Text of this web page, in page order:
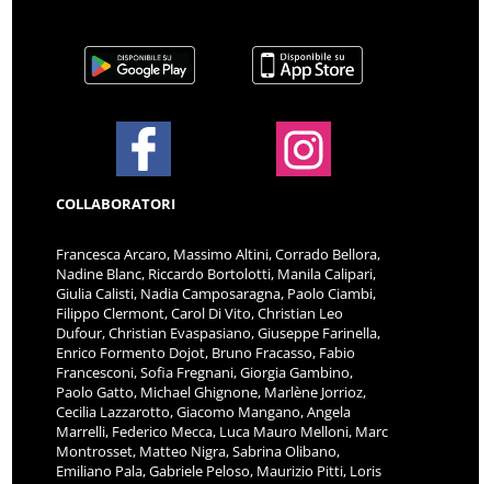
COLLABORATORI
Francesca Arcaro, Massimo Altini, Corrado Bellora,
Nadine Blanc, Riccardo Bortolotti, Manila Calipari,
Giulia Calisti, Nadia Camposaragna, Paolo Ciambi,
Filippo Clermont, Carol Di Vito, Christian Leo
Dufour, Christian Evaspasiano, Giuseppe Farinella,
Enrico Formento Dojot, Bruno Fracasso, Fabio
Francesconi, Sofia Fregnani, Giorgia Gambino,
Paolo Gatto, Michael Ghignone, Marlène Jorrioz,
Cecilia Lazzarotto, Giacomo Mangano, Angela
Marrelli, Federico Mecca, Luca Mauro Melloni, Marc
Montrosset, Matteo Nigra, Sabrina Olibano,
Emiliano Pala, Gabriele Peloso, Maurizio Pitti, Loris